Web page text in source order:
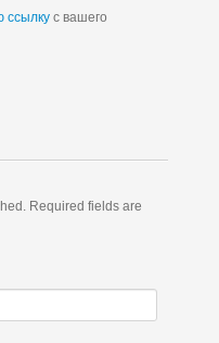
ссылкус вашего
Required fields are